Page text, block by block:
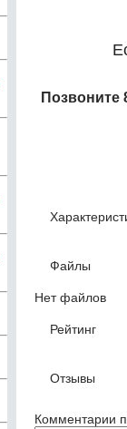
Позвоните
Файлы
Нет файлов
Рейтинг
Отзывы
Комментарии